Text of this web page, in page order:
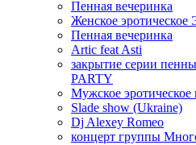
Пенная вечеринка
Женское эротическое
Пенная вечеринка
Artic feat Asti
закрытие серии
PARTY
Мужское
Slade show (Ukraine)
Dj Alexey Romeo
концерт группы